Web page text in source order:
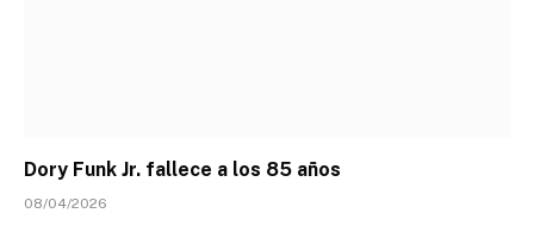
Dory Funk Jr. fallece a los 85 años
08/04/2026